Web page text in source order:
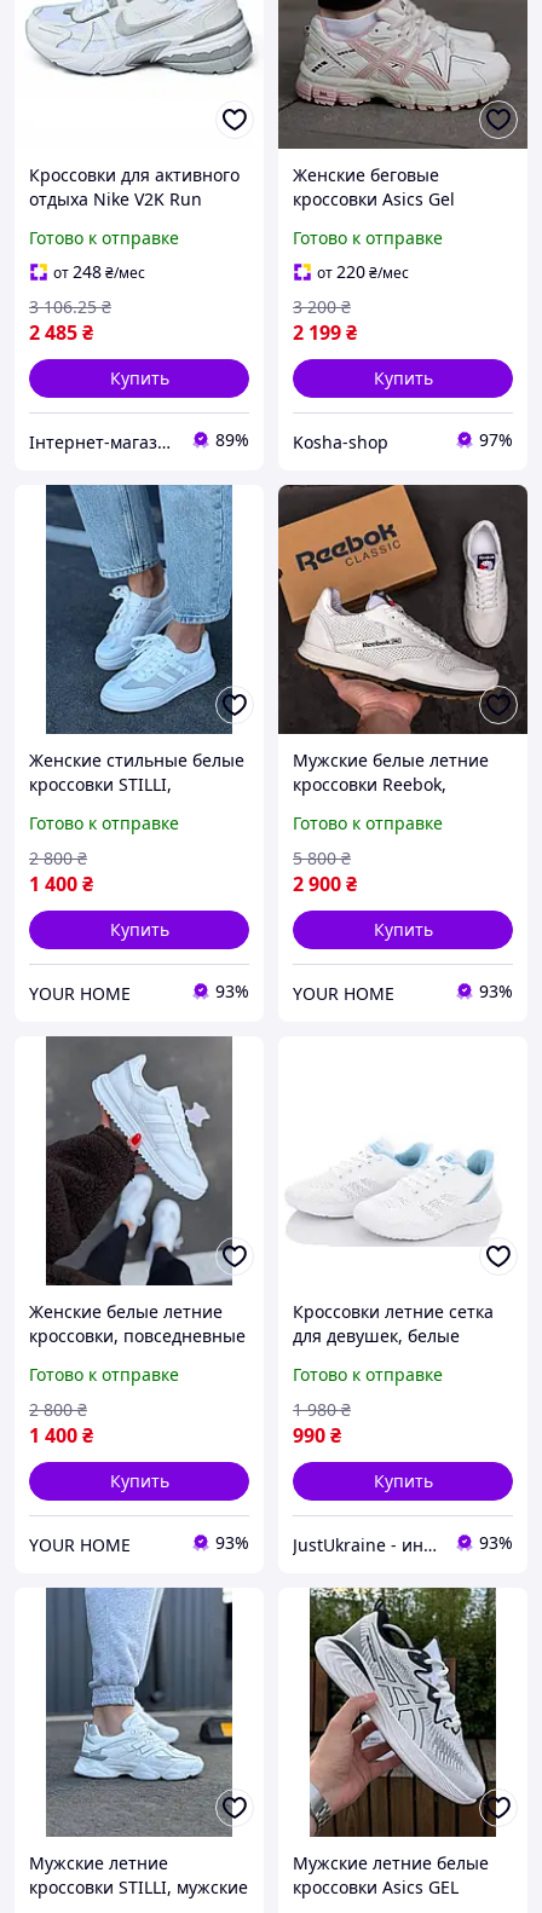
Кроссовки для активного
отдыха Nike V2K Run
кожа летние бело-серые
4484
Готово к отправке
от248₴/мес
2 485₴
3 106.25 ₴
Купить
Інтернет-магазин Look 100 Clothes 89%
Женские беговые
кроссовки Asics Gel
красивые летние с сеткой
повседневные трендовые
для города стильные
асикс
Готово к отправке
от220₴/мес
2 199₴
3 200 ₴
Купить
Kosha-shop 97%
Женские стильные белые
кроссовки STILLI,
кроссовки для девушек,
женские летние
кроссовки
Готово к отправке
1 400₴
2 800 ₴
Купить
YOUR HOME 93%
Мужские белые летние
кроссовки Reebok,
кроссовки сетка, кожаные
кроссовки Рибок для
мужчин
Готово к отправке
2 900₴
5 800 ₴
Купить
YOUR HOME 93%
Женские белые летние
кроссовки, повседневные
кроссовки, стильные
кроссовки для девушки
Готово к отправке
1 400₴
2 800 ₴
Купить
YOUR HOME 93%
Кроссовки летние сетка
для девушек, белые
белые повседневные
кроссовки для женщин
Готово к отправке
990₴
1 980 ₴
Купить
JustUkraine - интернет магазин мужской и женской обуви 93%
Мужские летние
кроссовки STILLI, мужские
Мужские летние белые
кроссовки Asics GEL